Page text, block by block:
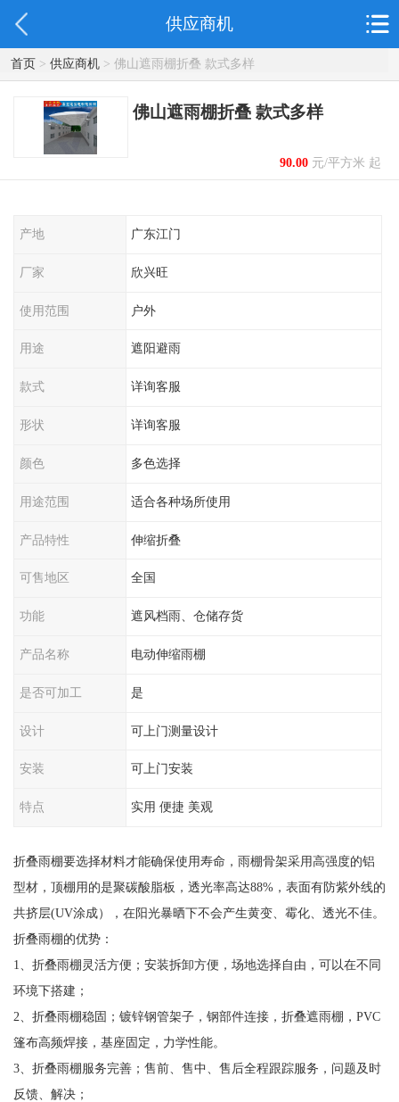
供应商机
首页> 供应商机> 佛山遮雨棚折叠 款式多样
佛山遮雨棚折叠 款式多样
90.00元/平方米 起
产地 广东江门
厂家 欣兴旺
使用范围 户外
用途 遮阳避雨
款式 详询客服
形状 详询客服
颜色 多色选择
用途范围 适合各种场所使用
产品特性 伸缩折叠
可售地区 全国
功能 遮风档雨、仓储存货
产品名称 电动伸缩雨棚
是否可加工 是
设计 可上门测量设计
安装 可上门安装
特点 实用 便捷 美观
折叠雨棚要选择材料才能确保使用寿命，雨棚骨架采用高强度的铝
型材，顶棚用的是聚碳酸脂板，透光率高达88%，表面有防紫外线的
共挤层(UV涂成），在阳光暴晒下不会产生黄变、霉化、透光不佳。
折叠雨棚的优势：
1、折叠雨棚灵活方便；安装拆卸方便，场地选择自由，可以在不同
环境下搭建；
2、折叠雨棚稳固；镀锌钢管架子，钢部件连接，折叠遮雨棚，PVC
篷布高频焊接，基座固定，力学性能。
3、折叠雨棚服务完善；售前、售中、售后全程跟踪服务，问题及时
反馈、解决；